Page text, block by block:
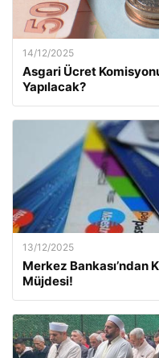
14/12/2025
Asgari Ücret
Yapılacak?
13/12/2025
Merkez Bankası’ndan
Müjdesi!